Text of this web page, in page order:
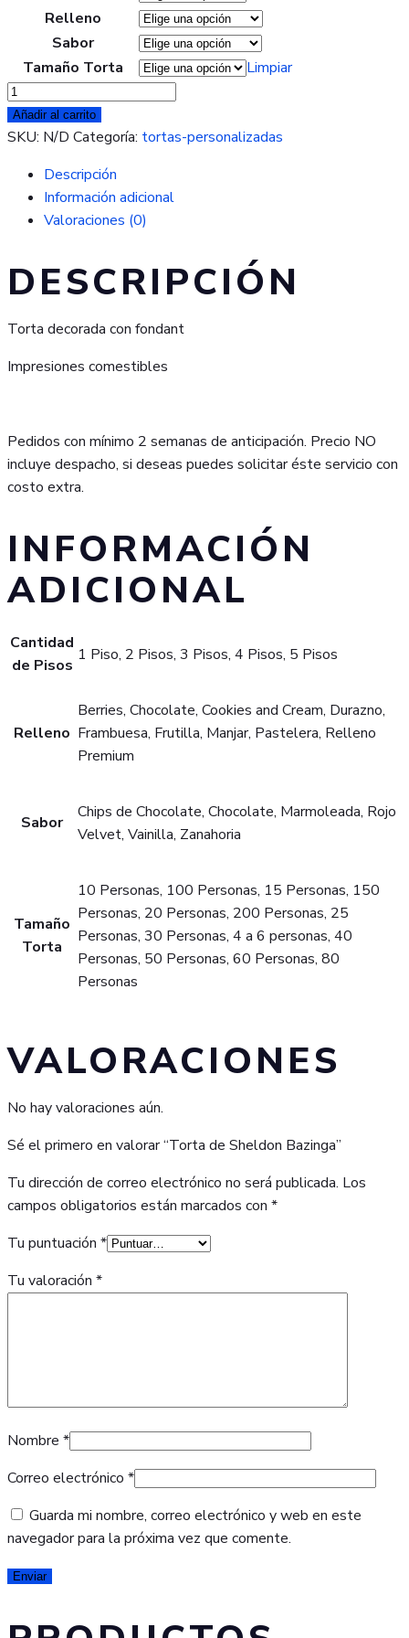
Relleno
Sabor
Tamaño Torta
Limpiar
Torta
de
Sheldon
cantidad
Añadir al carrito
SKU: N/D Categoría: tortas-personalizadas
Descripción
Información adicional
Valoraciones (0)
DESCRIPCIÓN
Torta decorada con fondant
Impresiones comestibles
Pedidos con mínimo 2 semanas de anticipación. Precio NO
incluye despacho, si deseas puedes solicitar éste servicio con
costo extra.
INFORMACIÓN
ADICIONAL
Cantidad
de Pisos
1 Piso, 2 Pisos, 3 Pisos, 4 Pisos, 5 Pisos
Relleno
Berries, Chocolate, Cookies and Cream, Durazno,
Frambuesa, Frutilla, Manjar, Pastelera, Relleno
Premium
Sabor
Chips de Chocolate, Chocolate, Marmoleada, Rojo
Velvet, Vainilla, Zanahoria
Tamaño
Torta
10 Personas, 100 Personas, 15 Personas, 150
Personas, 20 Personas, 200 Personas, 25
Personas, 30 Personas, 4 a 6 personas, 40
Personas, 50 Personas, 60 Personas, 80
Personas
VALORACIONES
No hay valoraciones aún.
Sé el primero en valorar “Torta de Sheldon Bazinga”
Tu dirección de correo electrónico no será publicada. Los
campos obligatorios están marcados con *
Tu puntuación *
Tu valoración *
Nombre *
Correo electrónico *
Guarda mi nombre, correo electrónico y web en este
navegador para la próxima vez que comente.